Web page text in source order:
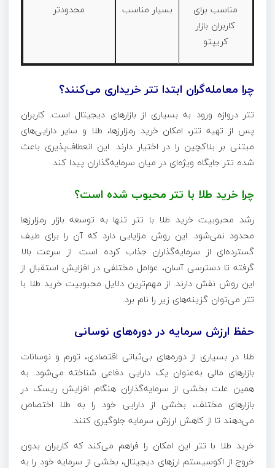
مناسب برای
کاربران بازار
کریپتو
بسیار مناسب محدودتر
چرا معامله‌گران ابتدا تتر خریداری می‌کنند؟
تتر دروازه ورود به بسیاری از بازارهای دیجیتال است. کاربران
پس از تهیه تتر، امکان خرید رمزارزها، طلا و سایر دارایی‌های
مبتنی بر بلاکچین را در اختیار دارند. این انعطاف‌پذیری باعث
شده تتر جایگاه ویژه‌ای در میان سرمایه‌گذاران پیدا کند.
چرا خرید طلا با تتر محبوب شده است؟
رشد محبوبیت خرید طلا با تتر تنها به توسعه بازار رمزارزها
محدود نمی‌شود. این روش مزایایی دارد که آن را برای طیف
گسترده‌ای از سرمایه‌گذاران جذاب کرده است. از سرعت بالا
گرفته تا دسترسی آسان، عوامل مختلفی در افزایش استقبال از
این روش نقش دارند. از مهم‌ترین دلایل محبوبیت خرید طلا با
تتر می‌توان گزینه‌های زیر را نام برد.
حفظ ارزش سرمایه در دوره‌های نوسانی
طلا در بسیاری از دوره‌های بی‌ثباتی اقتصادی، تورم و نوسانات
بازارهای مالی به‌عنوان یک دارایی دفاعی شناخته می‌شود. به
همین علت بخشی از سرمایه‌گذاران هنگام افزایش ریسک در
بازارهای مختلف، بخشی از دارایی خود را به طلا اختصاص
می‌دهند تا از کاهش ارزش سرمایه جلوگیری کنند.
خرید طلا با تتر این امکان را فراهم می‌کند که کاربران بدون
خروج از اکوسیستم ارزهای دیجیتال، بخشی از سرمایه خود را به